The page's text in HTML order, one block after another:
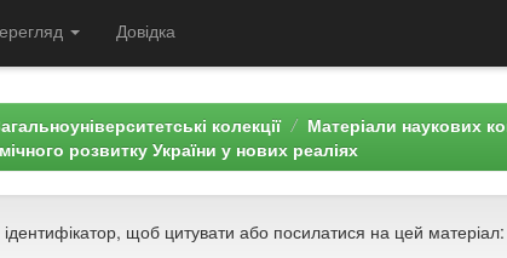
Довідка
колекції Матеріали наукових
розвитку України у нових реаліях
щоб цитувати або посилатися на цей матеріал: